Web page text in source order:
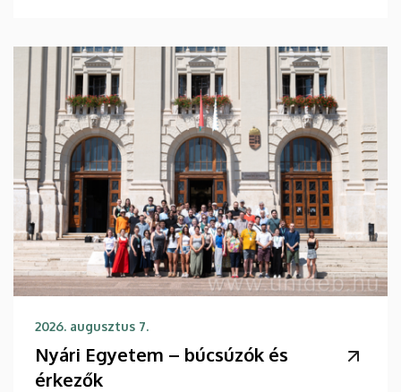
2026. augusztus 7.
Nyári Egyetem – búcsúzók és
érkezők